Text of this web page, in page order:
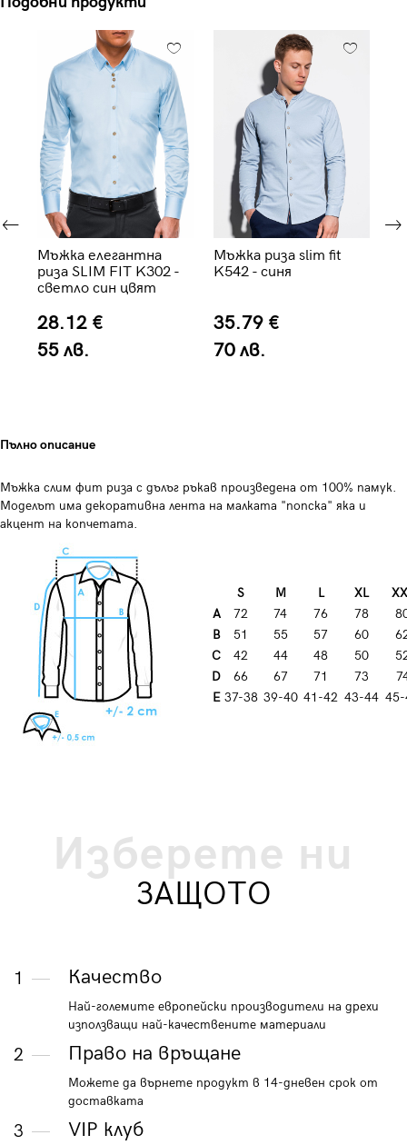
Мъжка елегантна
риза SLIM FIT K302 -
светло син цвят
28.12 €
55 лв.
Мъжка риза slim fit
K542 - синя
35.79 €
70 лв.
Пълно описание
Мъжка слим фит риза с дълъг ръкав произведена от 100% памук.
Моделът има декоративна лента на малката "попска" яка и
акцент на копчетата.
S M L XL
A
72 74 76 78
B
51 55 57 60
C
42 44 48 50
D
66 67 71 73
E 37-38 39-40 41-42 43-44
Изберете ни
ЗАЩОТО
1 Качество
Най-големите европейски производители на дрехи
използващи най-качествените материали
2 Право на връщане
Можете да върнете продукт в 14-дневен срок от
доставката
3 VIP клуб